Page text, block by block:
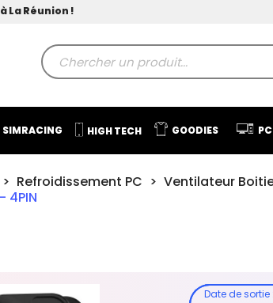
La Réunion !
SIMRACING HIGH TECH GOODIES
Refroidissement PC Ventilateur
4PIN
Date de sortie